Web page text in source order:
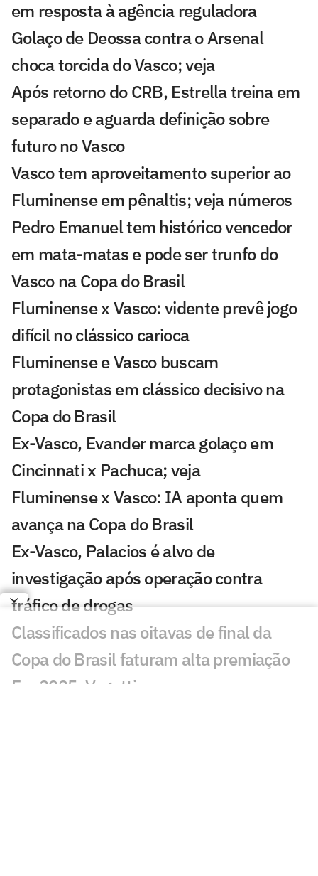
em resposta à agência reguladora
Golaço de Deossa contra o Arsenal
choca torcida do Vasco; veja
Após retorno do CRB, Estrella treina em
separado e aguarda definição sobre
futuro no Vasco
Vasco tem aproveitamento superior ao
Fluminense em pênaltis; veja números
Pedro Emanuel tem histórico vencedor
em mata-matas e pode ser trunfo do
Vasco na Copa do Brasil
Fluminense x Vasco: vidente prevê jogo
difícil no clássico carioca
Fluminense e Vasco buscam
protagonistas em clássico decisivo na
Copa do Brasil
Ex-Vasco, Evander marca golaço em
Cincinnati x Pachuca; veja
Fluminense x Vasco: IA aponta quem
avança na Copa do Brasil
Ex-Vasco, Palacios é alvo de
investigação após operação contra
tráfico de drogas
Classificados nas oitavas de final da
Copa do Brasil faturam alta premiação
Em 2025, Vegetti marcou quase o